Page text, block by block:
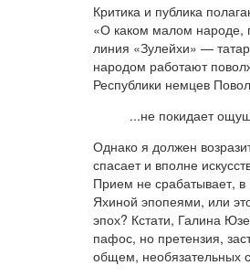
Критика и публика
«О каком малом народе,
линия «Зулейхи» —
народом работают
Республики немцев
...не покидает
Однако я должен
спасает и вполне
Прием не срабатывает, в
Яхиной эпопеями, или
эпох? Кстати, Галина
пафос, но претензия,
общем, необязательных